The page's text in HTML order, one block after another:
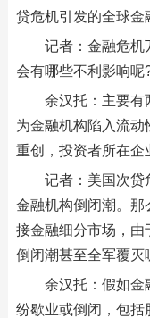
贷危机引发的全球金
记者：金融危机
会有哪些不利影响呢
余汉托：主要有
为金融机构陷入流动
重创，投资者所在企
记者：美国次贷
金融机构倒闭潮。那
接金融细分市场，由
倒闭潮甚至全军覆灭
余汉托：假如金
纷歇业或倒闭，包括